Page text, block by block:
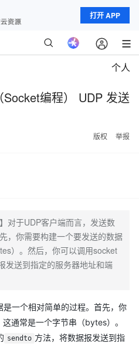
打开 APP
个人
编程） UDP 发送
版权 举报
对于UDP客户端而言，发送数
，你需要构建一个要发送的数据
）。然后，你可以调用socket
发送到指定的服务器地址和端
一个相对简单的过程。首先，你
通常是一个字节串（bytes）。
sendto 方法，将数据报发送到指